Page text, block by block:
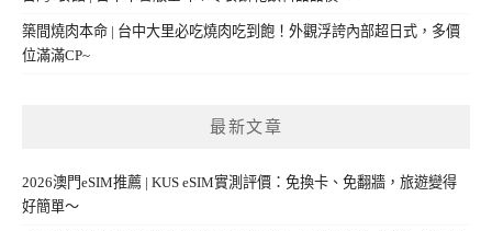
築間燒肉本命 | 台中大里必吃燒肉吃到飽！外觀浮誇內部超日式，多價
位滿滿CP~
最新文章
2026澳門eSIM推薦 | KUS eSIM實測評價：免換卡、免翻牆，旅遊變得
好簡單～